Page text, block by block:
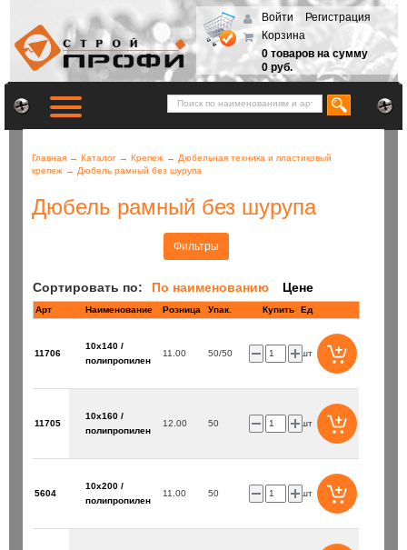
Войти
Регистрация
Корзина
0 товаров на сумму
0 руб.
Главная → Каталог → Крепеж → Дюбельная техника и пластиковый
крепеж → Дюбель рамный без шурупа
Дюбель рамный без шурупа
Фильтры
Сортировать по: По наименованию Цене
Арт Наименование Розница Купить Ед
11706
10х140 /
полипропилен
11.00 50/50 шт
11705
10х160 /
полипропилен
12.00 50 шт
5604
10х200 /
полипропилен
11.00 50 шт